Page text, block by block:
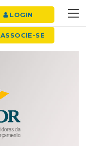
LOGIN
ASSOCIE-SE